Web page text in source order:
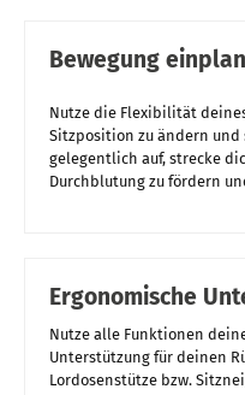
Bewegung
Nutze die Flexibilität
Sitzposition zu ändern und
gelegentlich auf, strecke
Durchblutung zu fördern
Ergonomische
Nutze alle Funktionen
Unterstützung für deinen
Lordosenstütze bzw.